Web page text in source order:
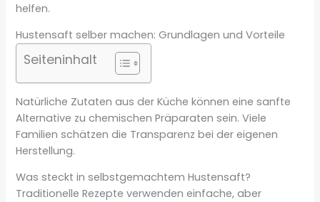
helfen.
Hustensaft selber machen: Grundlagen und Vorteile
Seiteninhalt
Natürliche Zutaten aus der Küche können eine sanfte
Alternative zu chemischen Präparaten sein. Viele
Familien schätzen die Transparenz bei der eigenen
Herstellung.
Was steckt in selbstgemachtem Hustensaft?
Traditionelle Rezepte verwenden einfache, aber